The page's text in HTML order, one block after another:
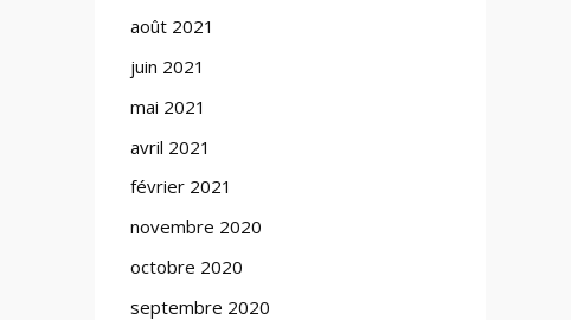
août 2021
juin 2021
mai 2021
avril 2021
février 2021
novembre 2020
octobre 2020
septembre 2020